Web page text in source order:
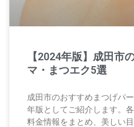
【2024年版】成田市
マ・まつエク5選
成田市のおすすめまつげパ
年版としてご紹介します。
料金情報をまとめ、美しい